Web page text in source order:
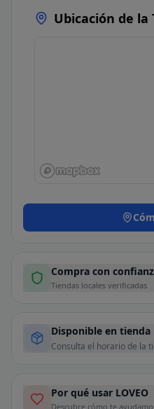
Ubicación de la
Compra con
Tiendas locales verificadas
Disponible en tienda
Consulta el horario de la
Por qué usar LOVEO
Descubre cómo te